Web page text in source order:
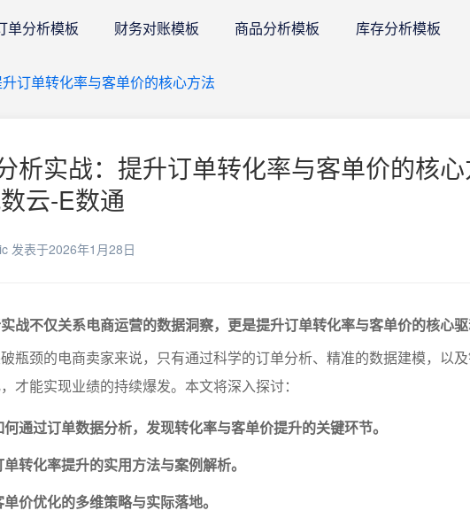
单分析模板 财务对账模板 商品分析模板 库存分析模板
订单转化率与客单价的核心方法
析实战：提升订单转化率与客单价的核
数云-E数通
发表于2026年1月28日
战不仅关系电商运营的数据洞察，更是提升订单转化率与客单价的核心
瓶颈的电商卖家来说，只有通过科学的订单分析、精准的数据建模，以
才能实现业绩的持续爆发。本文将深入探讨：
通过订单数据分析，发现转化率与客单价提升的关键环节。
转化率提升的实用方法与案例解析。
价优化的多维策略与实际落地。